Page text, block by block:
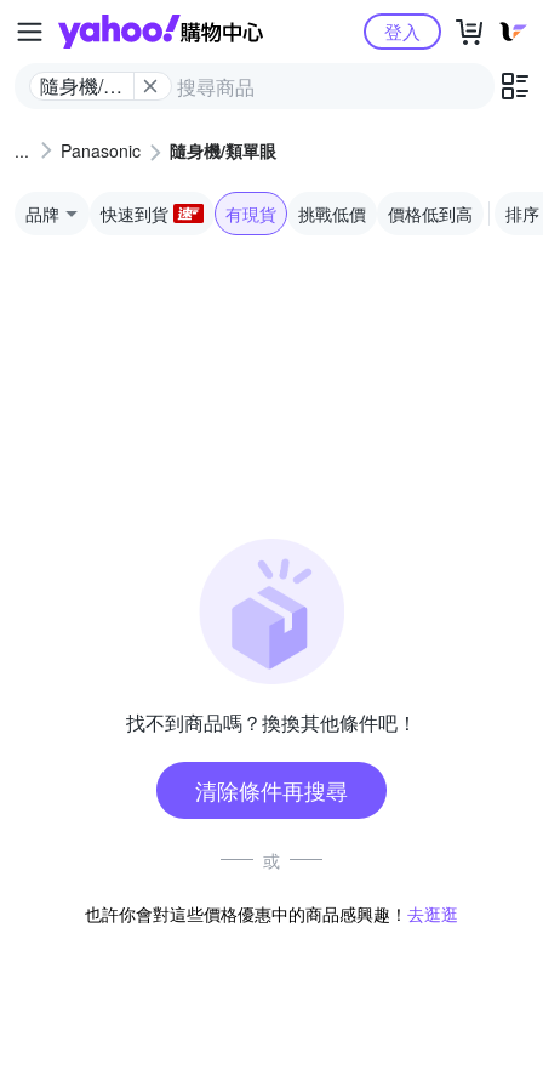
Yahoo購物中心
隨身機/類
登入
Panasonic 隨身機/類單眼
品牌 快速到貨 有現貨 挑戰低價 價格低到高 排序
找不到商品嗎？換換其他條件吧！
清除條件再搜尋
或
也許你會對這些價格優惠中的商品感興趣！ 去逛逛